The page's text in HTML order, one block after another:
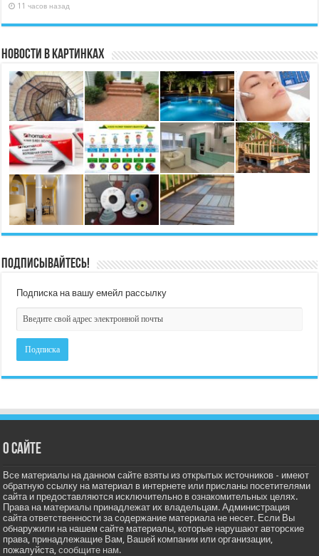
11 часов назад
Новости в картинках
Подписывайтесь!
Подписка на вашу емейл рассылку
О сайте
Все материалы на данном сайте взяты из открытых источников - имеют
обратную ссылку на материал в интернете или присланы посетителями
сайта и предоставляются исключительно в ознакомительных целях.
Права на материалы принадлежат их владельцам. Администрация
сайта ответственности за содержание материала не несет. Если Вы
обнаружили на нашем сайте материалы, которые нарушают авторские
права, принадлежащие Вам, Вашей компании или организации,
пожалуйста,сообщите нам.